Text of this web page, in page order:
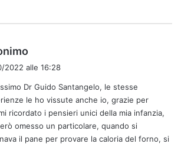
e
t
t
o
:
2022 alle 16:28
Dr Guido Santangelo, le stesse
le ho vissute anche io, grazie per
ricordato i pensieri unici della mia infanzia,
omesso un particolare, quando si
il pane per provare la caloria del forno, si